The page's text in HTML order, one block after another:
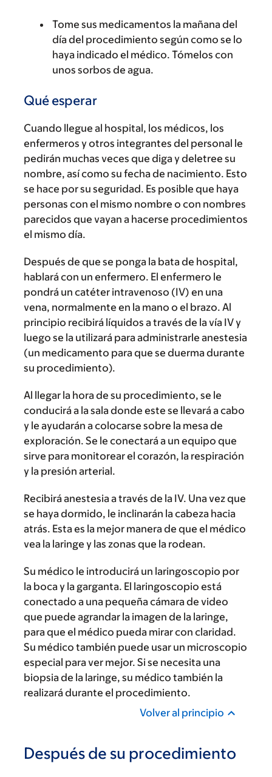
Tome sus medicamentos la mañana del
día del procedimiento según como se lo
haya indicado el médico. Tómelos con
unos sorbos de agua.
Qué esperar
Cuando llegue al hospital, los médicos, los
enfermeros y otros integrantes del personal le
pedirán muchas veces que diga y deletree su
nombre, así como su fecha de nacimiento. Esto
se hace por su seguridad. Es posible que haya
personas con el mismo nombre o con nombres
parecidos que vayan a hacerse procedimientos
el mismo día.
Después de que se ponga la bata de hospital,
hablará con un enfermero. El enfermero le
pondrá un catéter intravenoso (IV) en una
vena, normalmente en la mano o el brazo. Al
principio recibirá líquidos a través de la vía IV y
luego se la utilizará para administrarle anestesia
(un medicamento para que se duerma durante
su procedimiento).
Al llegar la hora de su procedimiento, se le
conducirá a la sala donde este se llevará a cabo
y le ayudarán a colocarse sobre la mesa de
exploración. Se le conectará a un equipo que
sirve para monitorear el corazón, la respiración
y la presión arterial.
Recibirá anestesia a través de la IV. Una vez que
se haya dormido, le inclinarán la cabeza hacia
atrás. Esta es la mejor manera de que el médico
vea la laringe y las zonas que la rodean.
Su médico le introducirá un laringoscopio por
la boca y la garganta. El laringoscopio está
conectado a una pequeña cámara de video
que puede agrandar la imagen de la laringe,
para que el médico pueda mirar con claridad.
Su médico también puede usar un microscopio
especial para ver mejor. Si se necesita una
biopsia de la laringe, su médico también la
realizará durante el procedimiento.
Volver al principio
Después de su procedimiento